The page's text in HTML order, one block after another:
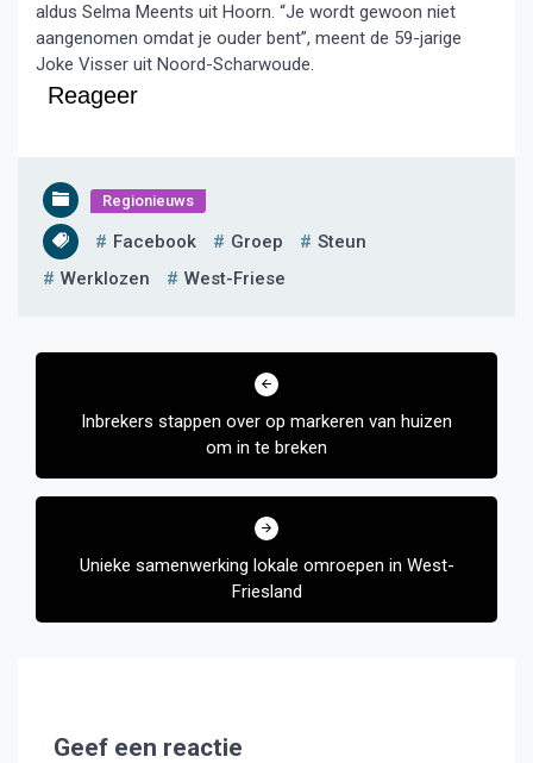
aldus Selma Meents uit Hoorn. “Je wordt gewoon niet
aangenomen omdat je ouder bent”, meent de 59-jarige
Joke Visser uit Noord-Scharwoude.
Reageer
Regionieuws
Facebook Groep
Steun
Werklozen
West-Friese
Bericht
Inbrekers stappen over op markeren van huizen
om in te breken
Unieke samenwerking lokale omroepen in West-
Friesland
Geef een reactie